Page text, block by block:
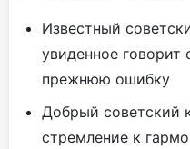
Известный
увиденное
прежнюю ошибку
Добрый советский
стремление к